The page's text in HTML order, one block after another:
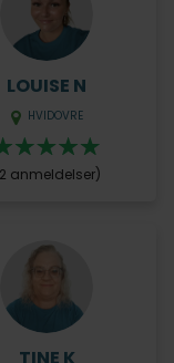
LOUISE N
HVIDOVRE
anmeldelser)
TINE K